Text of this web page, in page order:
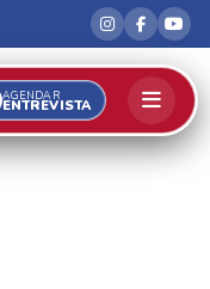
AGENDAR
ENTREVISTA